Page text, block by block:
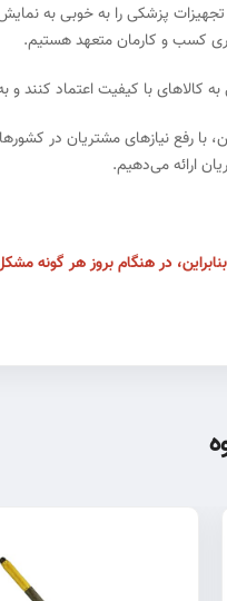
پزشکی را به خوبی به
کسب و کارمان متعهد هستیم.
با کیفیت اعتماد کنند و
داریم. همچنین، با رفع نیازهای
ارائه می‌دهیم.
در هنگام بروز هر گونه